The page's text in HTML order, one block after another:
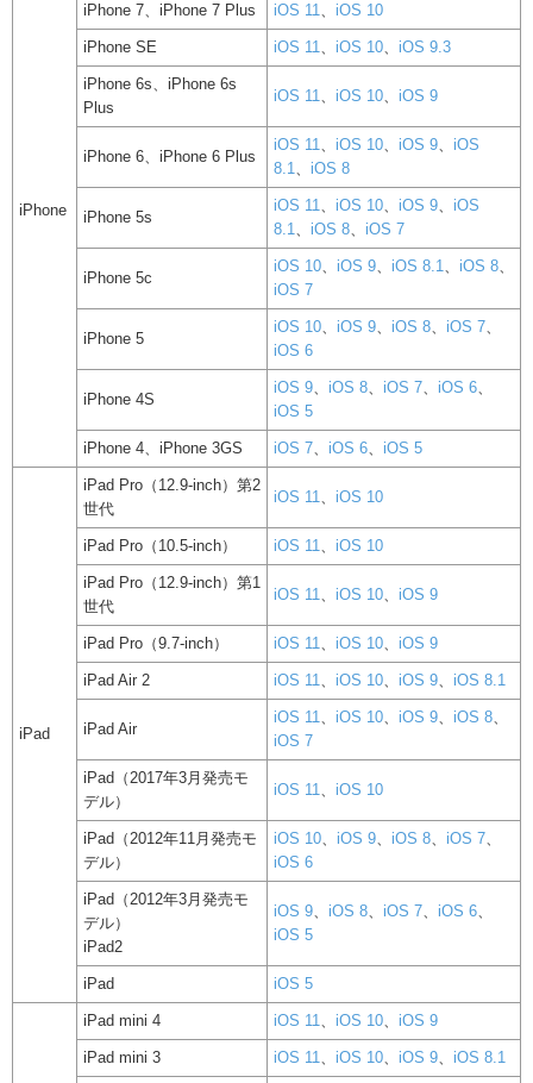
iPhone
iPhone 7、iPhone 7 Plus iOS 11、 iOS 10
iPhone SE iOS 11、 iOS 10、 iOS 9.3
iPhone 6s、iPhone 6s
Plus
iOS 11、 iOS 10、 iOS 9
iPhone 6、iPhone 6 Plus
iOS 11、 iOS 10、 iOS 9、 iOS
8.1、 iOS 8
iPhone 5s
iOS 11、 iOS 10、 iOS 9、 iOS
8.1、 iOS 8、 iOS 7
iPhone 5c
iOS 10、 iOS 9、 iOS 8.1、 iOS 8、
iOS 7
iPhone 5
iOS 10、 iOS 9、 iOS 8、 iOS 7、
iOS 6
iPhone 4S
iOS 9、 iOS 8、 iOS 7、 iOS 6、
iOS 5
iPhone 4、iPhone 3GS iOS 7、 iOS 6、 iOS 5
iPad
iPad Pro（12.9-inch）第2
世代
iOS 11、 iOS 10
iPad Pro（10.5-inch） iOS 11、 iOS 10
iPad Pro（12.9-inch）第1
世代
iOS 11、 iOS 10、 iOS 9
iPad Pro（9.7-inch） iOS 11、 iOS 10、 iOS 9
iPad Air 2 iOS 11、 iOS 10、 iOS 9、 iOS 8.1
iPad Air
iOS 11、 iOS 10、 iOS 9、 iOS 8、
iOS 7
iPad（2017年3月発売モ
デル）
iOS 11、 iOS 10
iPad（2012年11月発売モ
デル）
iOS 10、 iOS 9、 iOS 8、 iOS 7、
iOS 6
iPad（2012年3月発売モ
デル）
iPad2
iOS 9、 iOS 8、 iOS 7、 iOS 6、
iOS 5
iPad iOS 5
iPad mini 4 iOS 11、 iOS 10、 iOS 9
iPad mini 3 iOS 11、 iOS 10、 iOS 9、 iOS 8.1